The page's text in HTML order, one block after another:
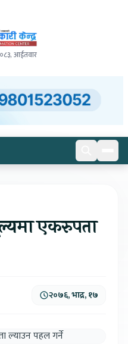
आईतवार
एकरुपता
२०७६, भाद्र, १७